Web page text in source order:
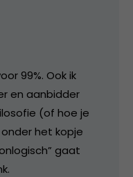
99%. Ook ik
en aanbidder
(of hoe je
het kopje
gaat